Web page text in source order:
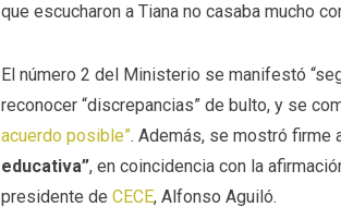
que escucharon a Tiana no casaba mucho
El número 2 del Ministerio se manifestó
reconocer “discrepancias” de bulto, y se
acuerdo posible”. Además, se mostró firme
educativa”, en coincidencia con la
presidente deCECE, Alfonso Aguiló.